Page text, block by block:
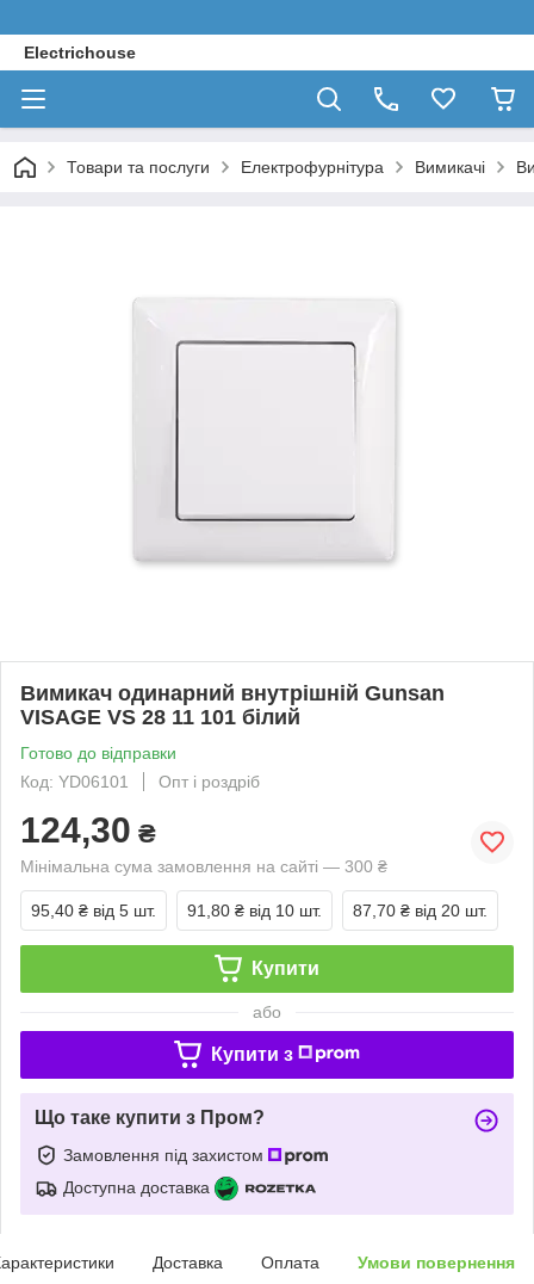
Electrichouse
Товари та послуги Електрофурнітура Вимикачі
Вимикач одинарний внутрішній Gunsan
VISAGE VS 28 11 101 білий
Готово до відправки
Код: YD06101
Опт і роздріб
124,30 ₴
Мінімальна сума замовлення на сайті — 300 ₴
95,40 ₴ від 5 шт. 91,80 ₴ від 10 шт. 87,70 ₴ від 20 шт.
Купити
або
Купити з
Що таке купити з Пром?
Замовлення під захистом
Доступна доставка
Доставка Оплата Умови повернення